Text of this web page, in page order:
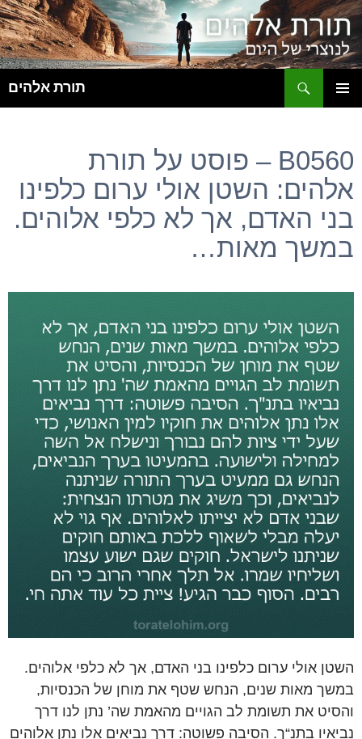
תורת אלהים
B0560 – פוסט על תורת
אלהים: השטן אולי ערום כלפינו
בני האדם, אך לא כלפי אלוהים.
במשך מאות…
השטן אולי ערום כלפינו בני האדם, אך לא כלפי אלוהים.
במשך מאות שנים, הנחש שטף את מוחן של הכנסיות,
והסיט את תשומת לב הגויים מהאמת שה’ נתן לנו דרך
נביאיו בתנ“ך. הסיבה פשוטה: דרך נביאים אלו נתן אלוהים